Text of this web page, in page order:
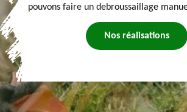
pouvons faire un debroussaillage
Nos réalisations